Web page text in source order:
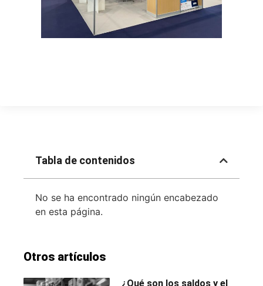
Tabla de contenidos
No se ha encontrado ningún encabezado
en esta página.
Otros artículos
¿Qué son los saldos y el